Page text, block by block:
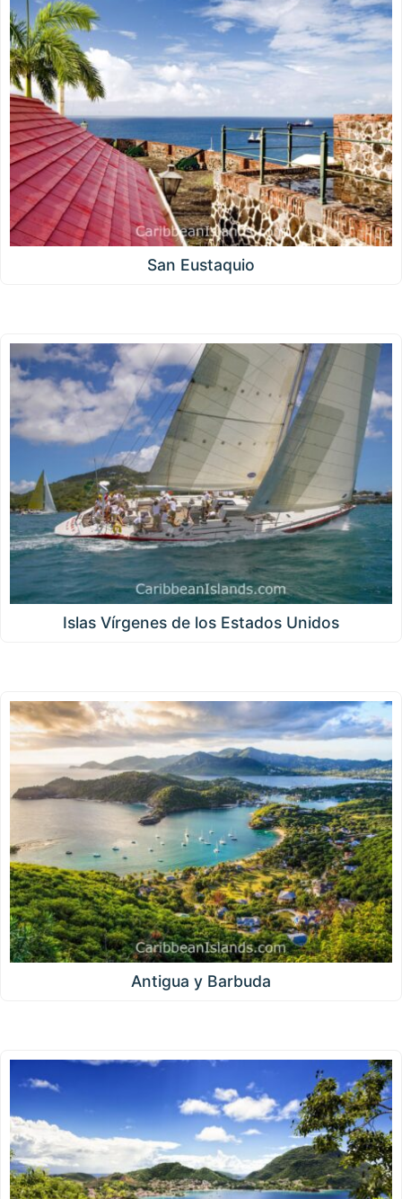
San Eustaquio
Islas Vírgenes de los Estados Unidos
Antigua y Barbuda